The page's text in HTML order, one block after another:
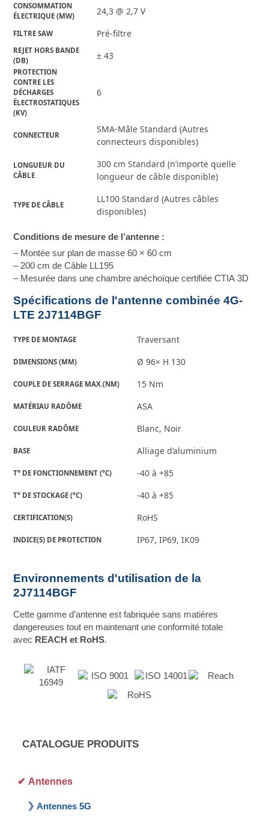
CONSOMMATION
ÉLECTRIQUE (MW)
24,3 @ 2,7 V
FILTRE SAW Pré-filtre
REJET HORS BANDE
(DB)
± 43
PROTECTION
CONTRE LES
DÉCHARGES
ÉLECTROSTATIQUES
(KV)
6
CONNECTEUR
SMA-Mâle Standard (Autres
connecteurs disponibles)
LONGUEUR DU
CÂBLE
300 cm Standard (n’importe quelle
longueur de câble disponible)
TYPE DE CÂBLE
LL100 Standard (Autres câbles
disponibles)
Conditions de mesure de l’antenne :
– Montée sur plan de masse 60 × 60 cm
– 200 cm de Câble LL195
– Mesurée dans une chambre anéchoïque certifiée CTIA 3D
Spécifications de l'antenne combinée 4G-
LTE 2J7114BGF
TYPE DE MONTAGE Traversant
DIMENSIONS (MM) Ø 96× H 130
COUPLE DE SERRAGE MAX.(NM) 15 Nm
MATÉRIAU RADÔME ASA
COULEUR RADÔME Blanc, Noir
BASE Alliage d’aluminium
T° DE FONCTIONNEMENT (°C) -40 à +85
T° DE STOCKAGE (°C) -40 à +85
CERTIFICATION(S) RoHS
INDICE(S) DE PROTECTION IP67, IP69, IK09
Environnements d'utilisation de la
2J7114BGF
Cette gamme d’antenne est fabriquée sans matières
dangereuses tout en maintenant une conformité totale
avec REACH et RoHS.
CATALOGUE PRODUITS
Antennes
Antennes 5G